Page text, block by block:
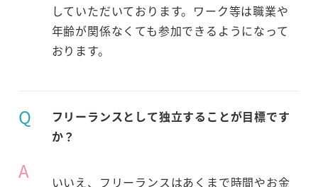
していただいております。ワーク等は職業や
年齢が関係なくても参加できるようになって
おります。
Q
フリーランスとして独立することが目標です
か？
A
いいえ、フリーランスはあくまで時間やお金